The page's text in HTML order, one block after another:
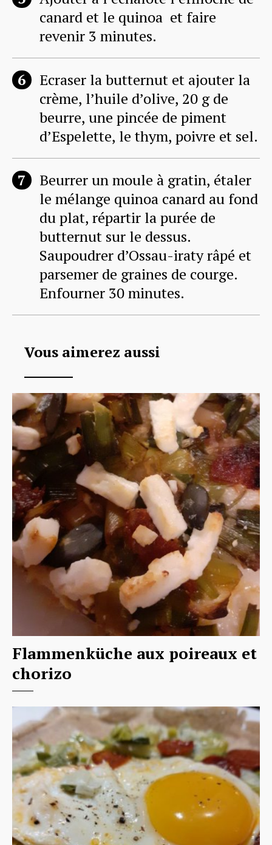
canard et le quinoa et faire
revenir 3 minutes.
Ecraser la butternut et ajouter la
crème, l’huile d’olive, 20 g de
beurre, une pincée de piment
d’Espelette, le thym, poivre et sel.
Beurrer un moule à gratin, étaler
le mélange quinoa canard au fond
du plat, répartir la purée de
butternut sur le dessus.
Saupoudrer d’Ossau-iraty râpé et
parsemer de graines de courge.
Enfourner 30 minutes.
Vous aimerez aussi
Flammenküche aux poireaux et
chorizo